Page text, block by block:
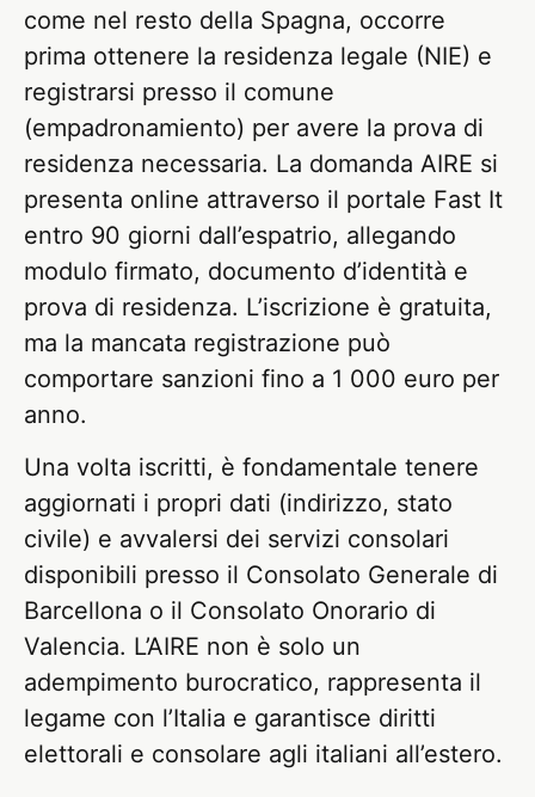
come nel resto della Spagna, occorre
prima ottenere la residenza legale (NIE) e
registrarsi presso il comune
(empadronamiento) per avere la prova di
residenza necessaria. La domanda AIRE si
presenta online attraverso il portale Fast It
entro 90 giorni dall’espatrio, allegando
modulo firmato, documento d’identità e
prova di residenza. L’iscrizione è gratuita,
ma la mancata registrazione può
comportare sanzioni fino a 1 000 euro per
anno.
Una volta iscritti, è fondamentale tenere
aggiornati i propri dati (indirizzo, stato
civile) e avvalersi dei servizi consolari
disponibili presso il Consolato Generale di
Barcellona o il Consolato Onorario di
Valencia. L’AIRE non è solo un
adempimento burocratico, rappresenta il
legame con l’Italia e garantisce diritti
elettorali e consolare agli italiani all’estero.